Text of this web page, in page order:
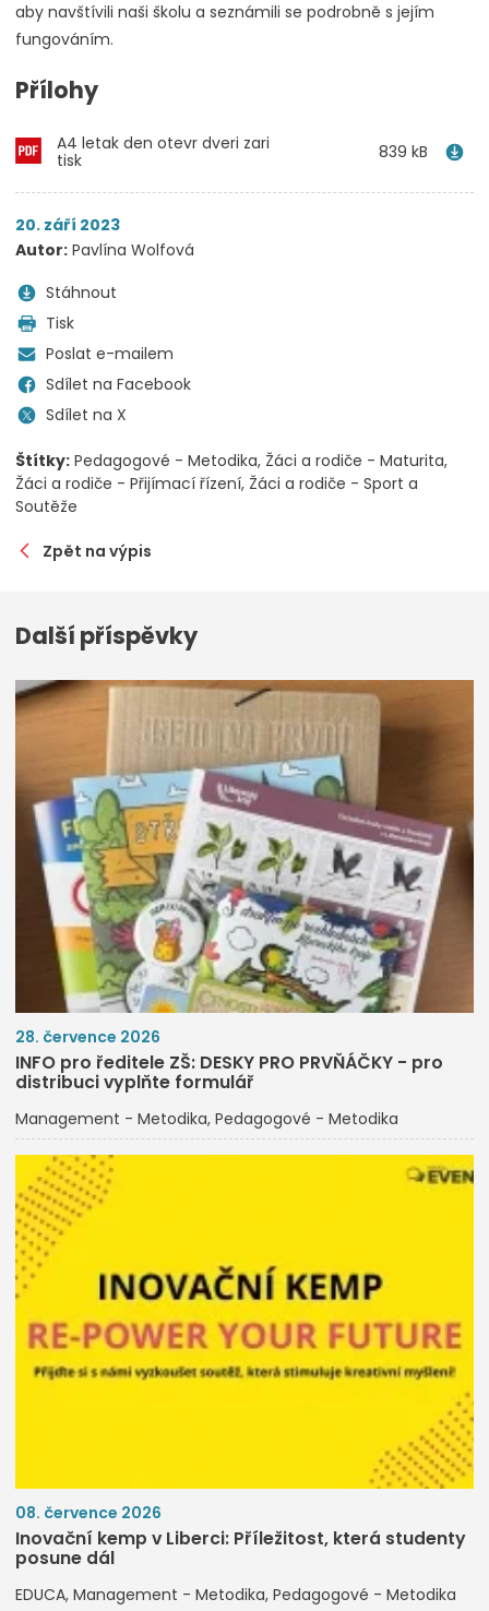
aby navštívili naši školu a seznámili se podrobně s jejím
fungováním.
Přílohy
A4 letak den otevr dveri zari
tisk
839 kB
20. září 2023
Autor: Pavlína Wolfová
Stáhnout
Tisk
Poslat e-mailem
Sdílet na Facebook
Sdílet na X
Štítky: Pedagogové - Metodika Žáci a rodiče - Maturita
Žáci a rodiče - Přijímací řízení Žáci a rodiče - Sport a
Soutěže
Zpět na výpis
Další příspěvky
28. července 2026
INFO pro ředitele ZŠ: DESKY PRO PRVŇÁČKY - pro
distribuci vyplňte formulář
Management - Metodika Pedagogové - Metodika
08. července 2026
Inovační kemp v Liberci: Příležitost, která studenty
posune dál
EDUCA Management - Metodika Pedagogové - Metodika